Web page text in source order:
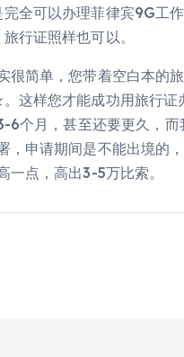
全可以办理菲律宾9G工
行证照样也可以。
很简单，您带着空白本的
这样您才能成功用旅行
个月，甚至还要更久，
，申请期间是不能出境的
点，高出3-5万比索。